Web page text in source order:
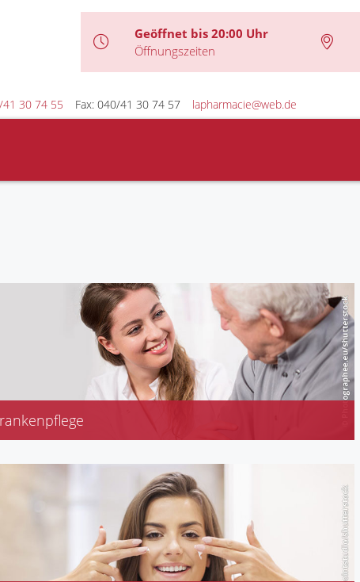
Geöffnet bis 20:00 Uhr
Öffnungszeiten
30 74 55 Fax: 040/41 30 74 57 lapharmacie@web.de
Inkontinenz